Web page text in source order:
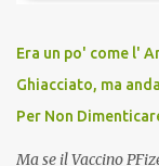
vaccino usato per
scuola. Non
dodicenne di
che abbiamo
Era un po' come l'
Ghiacciato, ma
Per Non
Ma se il Vaccino